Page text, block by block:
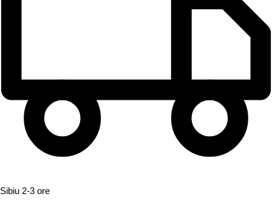
Sibiu 2-3 ore